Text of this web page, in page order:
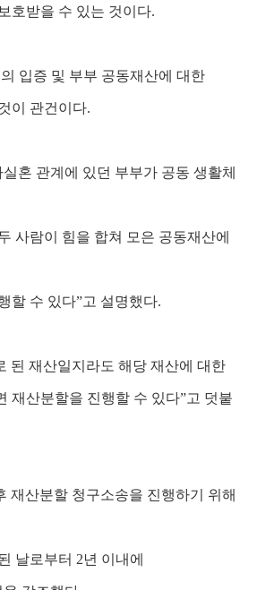
호받을 수 있는 것이다.
입증 및 부부 공동재산에 대한
이 관건이다.
혼 관계에 있던 부부가 공동 생활체
사람이 힘을 합쳐 모은 공동재산에
할 수 있다”고 설명했다.
된 재산일지라도 해당 재산에 대한
재산분할을 진행할 수 있다”고 덧붙
재산분할 청구소송을 진행하기 위해
날로부터 2년 이내에